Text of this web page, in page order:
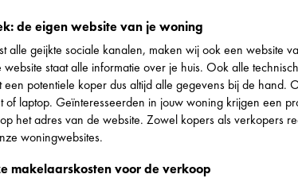
de eigen website van je woning
alle geijkte sociale kanalen, maken wij ook een website
website staat alle informatie over je huis. Ook alle
een potentiele koper dus altijd alle gegevens bij de hand.
of laptop. Geïnteresseerden in jouw woning krijgen een
het adres van de website. Zowel kopers als verkopers
woningwebsites.
makelaarskosten voor de verkoop